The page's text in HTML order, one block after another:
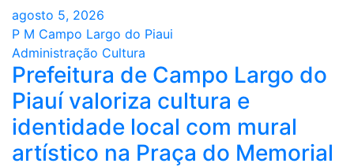
agosto 5, 2026
P M Campo Largo do Piaui
Administração Cultura
Prefeitura de Campo Largo do
Piauí valoriza cultura e
identidade local com mural
artístico na Praça do Memorial